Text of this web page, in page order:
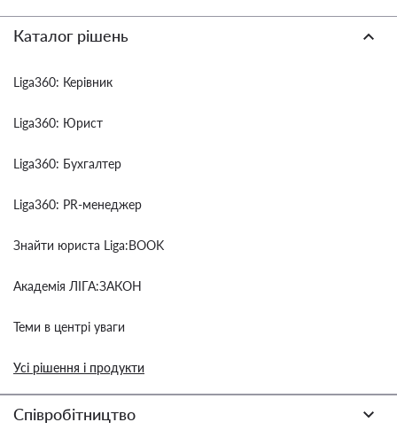
Каталог рішень
Liga360: Керівник
Liga360: Юрист
Liga360: Бухгалтер
Liga360: PR-менеджер
Знайти юриста Liga:BOOK
Академія ЛІГА:ЗАКОН
Теми в центрі уваги
Усі рішення і продукти
Співробітництво